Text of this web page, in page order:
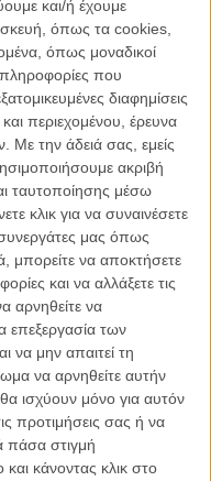
και/ή έχουμε
όπως τα cookies,
όπως μοναδικοί
που
διαφημίσεις
περιεχομένου, έρευνα
Με την άδειά σας, εμείς
ακριβή
ταυτοποίησης μέσω
κλικ για να συναινέσετε
μας όπως
μπορείτε να αποκτήσετε
και να αλλάξετε τις
αρνηθείτε να
επεξεργασία των
να μην απαιτεί τη
να αρνηθείτε αυτήν
ισχύουν μόνο για αυτόν
προτιμήσεις σας ή να
πάσα στιγμή
κάνοντας κλικ στο
αυτού που είναι το
τρομακτικών
να εφορμούν από την
θα στοιχίσει
πόρους της
οι άνθρωποι στις
ένα ειδικό όπλο:
ταυτόχρονα από
συνδεδεμένοι με μία
αποδεικνύονται λίγα
την οριστική ήττα, οι
είδος, δεν έχουν άλλη
απίθανους ήρωες –
δόκιμο. Οι δυο τους
ένα θρυλικό και
παρελθόν. Αυτοί οι δύο θα
καθώς είναι η